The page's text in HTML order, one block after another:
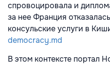
спровоцировала и
за нее Франция
консульские услуги в
democracy.md
В этом контексте портал